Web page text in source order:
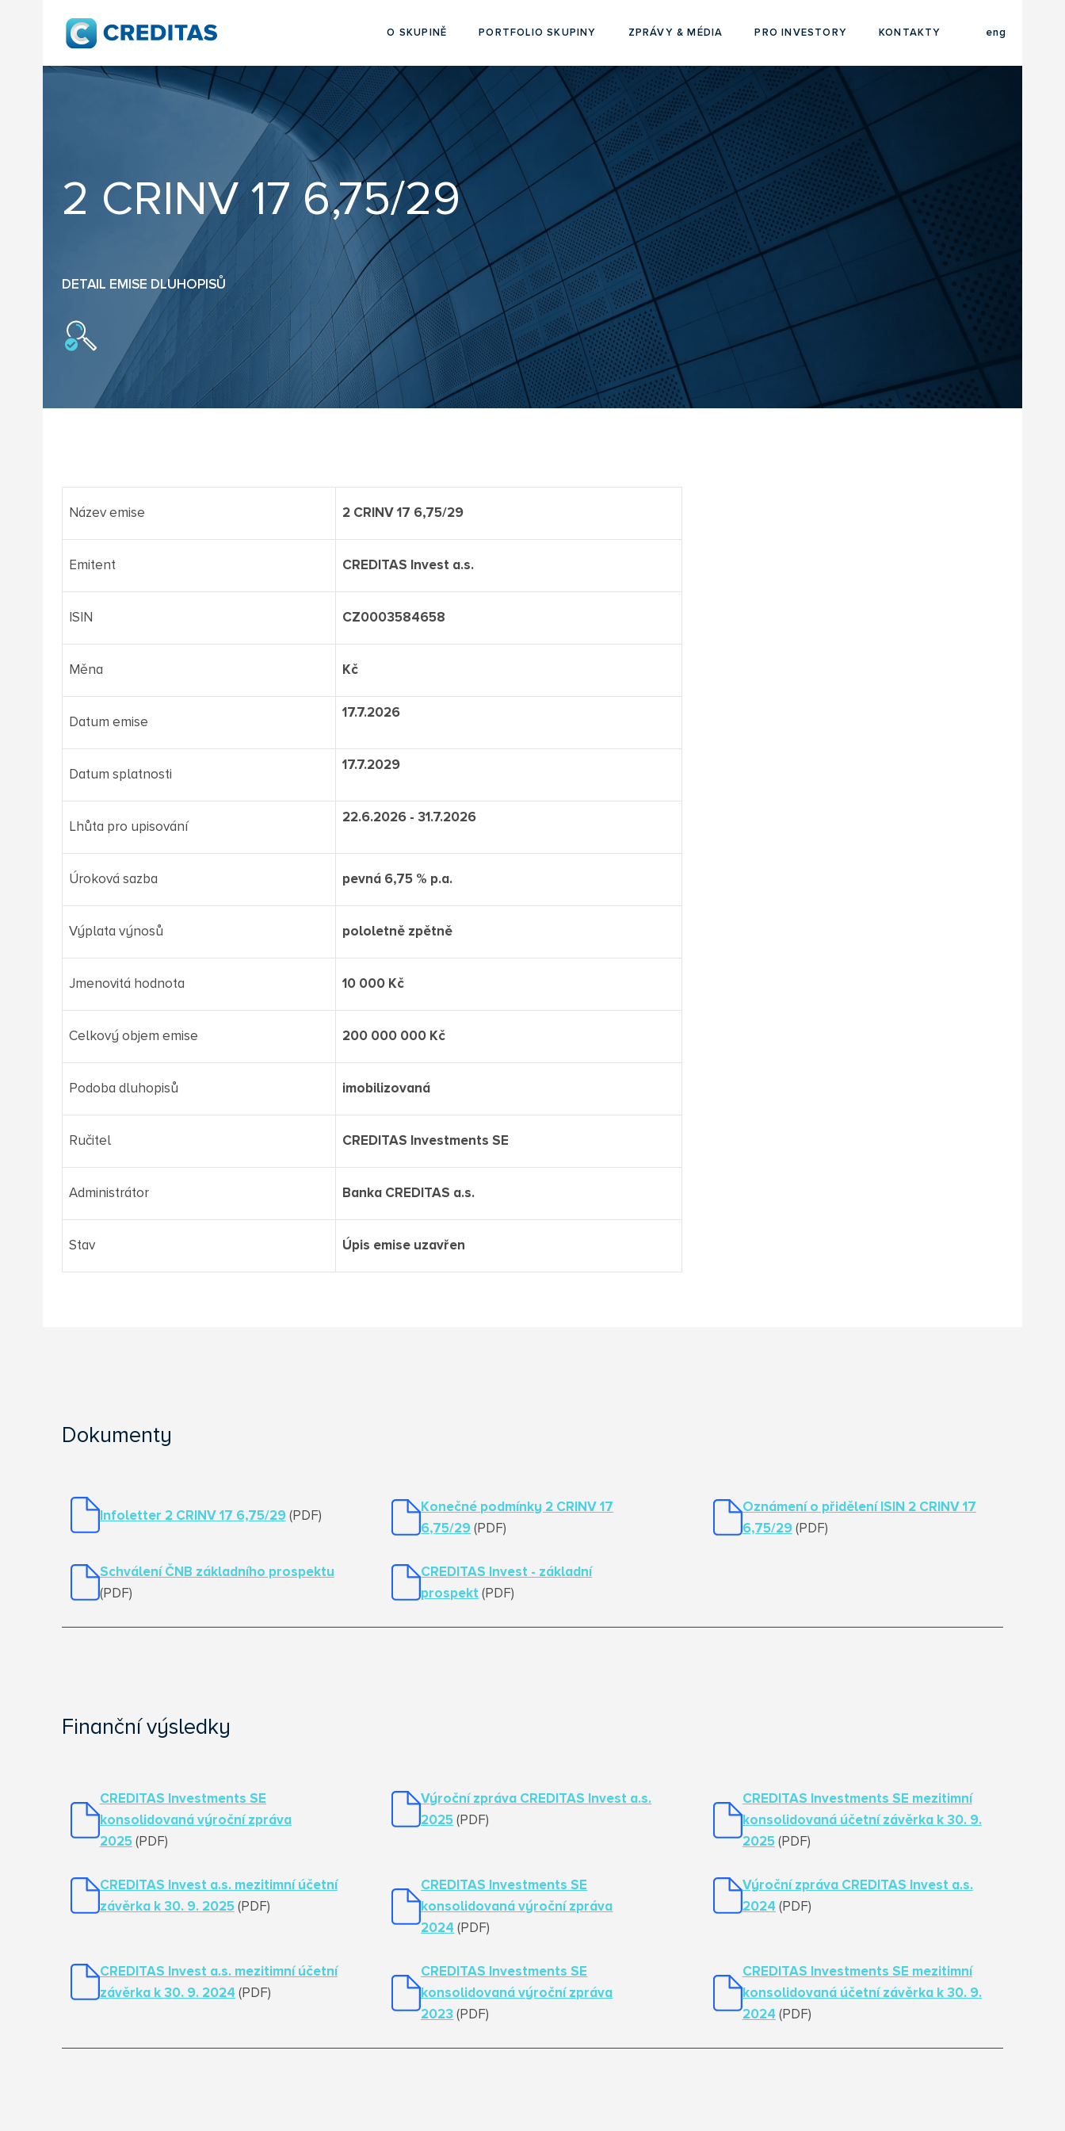
O SKUPINĚ PORTFOLIO SKUPINY ZPRÁVY & MÉDIA PRO INVESTORY KONTAKTY cze
eng
2 CRINV 17 6,75/29
DETAIL EMISE DLUHOPISŮ
Název emise 2 CRINV 17 6,75/29
Emitent CREDITAS Invest a.s.
ISIN CZ0003584658
Měna Kč
Datum emise
17.7.2026
Datum splatnosti
17.7.2029
Lhůta pro upisování
22.6.2026 - 31.7.2026
Úroková sazba pevná 6,75 % p.a.
Výplata výnosů pololetně zpětně
Jmenovitá hodnota 10 000 Kč
Celkový objem emise 200 000 000 Kč
Podoba dluhopisů imobilizovaná
Ručitel CREDITAS Investments SE
Administrátor Banka CREDITAS a.s.
Stav Úpis emise uzavřen
Dokumenty
Infoletter 2 CRINV 17 6,75/29(PDF)
Konečné podmínky 2 CRINV 17
6,75/29 (PDF)
Oznámení o přidělení ISIN 2 CRINV 17
6,75/29 (PDF)
Schválení ČNB základního prospektu
(PDF)
CREDITAS Invest - základní
prospekt (PDF)
Finanční výsledky
CREDITAS Investments SE
konsolidovaná výroční zpráva
2025(PDF)
Výroční zpráva CREDITAS Invest a.s.
2025 (PDF)
CREDITAS Investments SE mezitimní
konsolidovaná účetní závěrka k 30. 9.
2025(PDF)
CREDITAS Invest a.s. mezitimní účetní
závěrka k 30. 9. 2025(PDF)
CREDITAS Investments SE
konsolidovaná výroční zpráva
2024 (PDF)
Výroční zpráva CREDITAS Invest a.s.
2024 (PDF)
CREDITAS Invest a.s. mezitimní účetní
závěrka k 30. 9. 2024 (PDF)
CREDITAS Investments SE
konsolidovaná výroční zpráva
2023 (PDF)
CREDITAS Investments SE mezitimní
konsolidovaná účetní závěrka k 30. 9.
2024 (PDF)